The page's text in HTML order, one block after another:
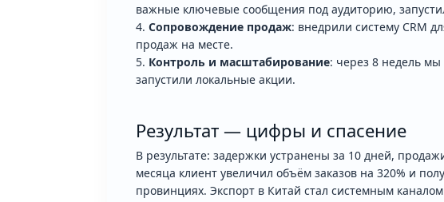
важные ключевые сообщения под аудиторию,
Сопровождение продаж: внедрили систему CRM
продаж на месте.
Контроль и масштабирование: через 8 недель мы
запустили локальные акции.
Результат — цифры и спасение
В результате: задержки устранены за 10 дней,
месяца клиент увеличил объём заказов на 320% и
провинциях. Экспорт в Китай стал системным